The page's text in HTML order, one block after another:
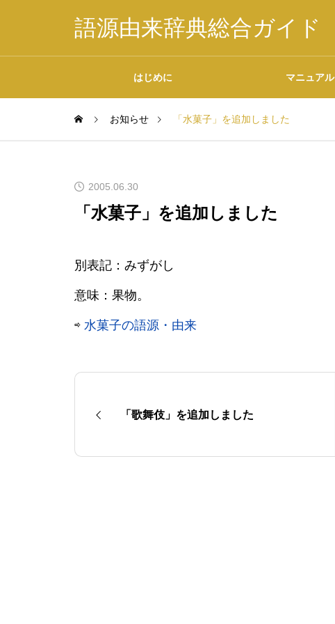
語源由来辞典総合ガイド
はじめに マニュアル
お知らせ 「水菓子」を追加しました
2005.06.30
「水菓子」を追加しました
別表記：みずがし
意味：果物。
⇨ 水菓子の語源・由来
「歌舞伎」を追加しました